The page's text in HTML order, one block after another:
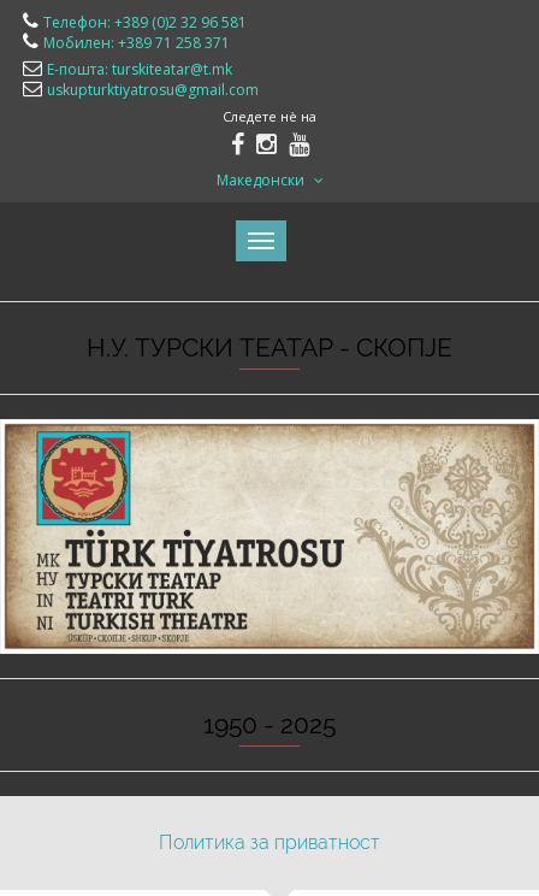
Телефон: +389 (0)2 32 96 581
Мобилен: +389 71 258 371
Е-пошта: turskiteatar@t.mk
uskupturktiyatrosu@gmail.com
Следете нè на
Македонски
Н.У. ТУРСКИ ТЕАТАР - СКОПЈЕ
1950 - 2025
Политика за приватност